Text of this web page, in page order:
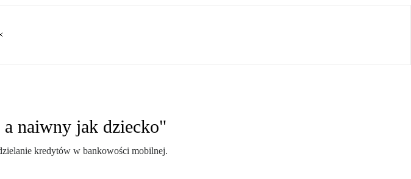
naiwny jak dziecko"
kredytów w bankowości mobilnej.